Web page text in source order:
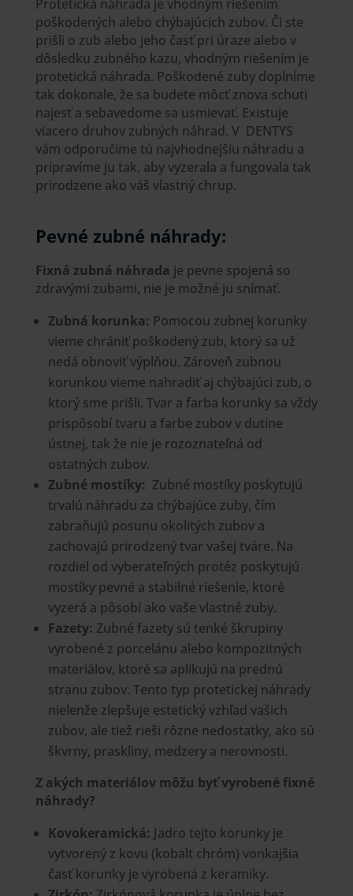
Protetická náhrada je vhodným riešením
poškodených alebo chýbajúcich zubov. Či ste
prišli o zub alebo jeho časť pri úraze alebo v
dôsledku zubného kazu, vhodným riešením je
protetická náhrada. Poškodené zuby doplníme
tak dokonale, že sa budete môcť znova schuti
najesť a sebavedome sa usmievať. Existuje
viacero druhov zubných náhrad. V DENTYS
vám odporučime tú najvhodnejšiu náhradu a
pripravíme ju tak, aby vyzerala a fungovala tak
prirodzene ako váš vlastný chrup.
Pevné zubné náhrady:
Fixná zubná náhrada je pevne spojená so
zdravými zubami, nie je možné ju snímať.
Zubná korunka: Pomocou zubnej korunky
vieme chrániť poškodený zub, ktorý sa už
nedá obnoviť výplňou. Zároveň zubnou
korunkou vieme nahradiť aj chýbajúci zub, o
ktorý sme prišli. Tvar a farba korunky sa vždy
prispôsobí tvaru a farbe zubov v dutine
ústnej, tak že nie je rozoznateľná od
ostatných zubov.
Zubné mostíky: Zubné mostíky poskytujú
trvalú náhradu za chýbajúce zuby, čím
zabraňujú posunu okolitých zubov a
zachovajú prirodzený tvar vašej tváre. Na
rozdiel od vyberateľných protéz poskytujú
mostíky pevné a stabilné riešenie, ktoré
vyzerá a pôsobí ako vaše vlastné zuby.
Fazety: Zubné fazety sú tenké škrupiny
vyrobené z porcelánu alebo kompozitných
materiálov, ktoré sa aplikujú na prednú
stranu zubov. Tento typ protetickej náhrady
nielenže zlepšuje estetický vzhľad vašich
zubov, ale tiež rieši rôzne nedostatky, ako sú
škvrny, praskliny, medzery a nerovnosti.
Z akých materiálov môžu byť vyrobené fixné
náhrady?
Kovokeramická: Jadro tejto korunky je
vytvorený z kovu (kobalt chróm) vonkajšia
časť korunky je vyrobená z keramiky.